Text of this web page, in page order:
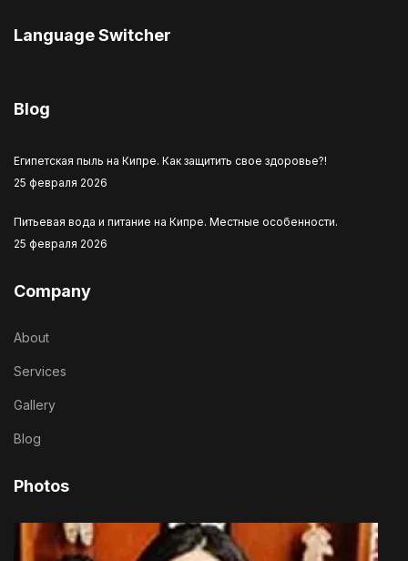
Language Switcher
Blog
Египетская пыль на Кипре. Как защитить свое здоровье?!
25 февраля 2026
Питьевая вода и питание на Кипре. Местные особенности.
25 февраля 2026
Company
About
Services
Gallery
Blog
Photos